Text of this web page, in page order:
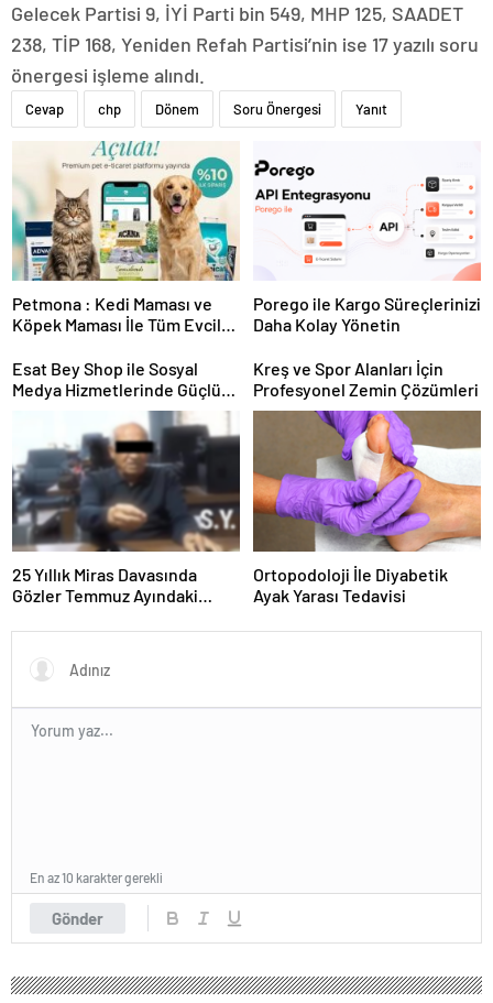
Gelecek Partisi 9, İYİ Parti bin 549, MHP 125, SAADET
238, TİP 168, Yeniden Refah Partisi’nin ise 17 yazılı soru
önergesi işleme alındı.
Cevap chp Dönem Soru Önergesi Yanıt
Petmona : Kedi Maması ve
Köpek Maması İle Tüm Evcil
Porego ile Kargo Süreçlerinizi
Daha Kolay Yönetin
Esat Bey Shop ile Sosyal
Medya Hizmetlerinde Güçlü
Kreş ve Spor Alanları İçin
Profesyonel Zemin Çözümleri
25 Yıllık Miras Davasında
Gözler Temmuz Ayındaki
Ortopodoloji İle Diyabetik
Ayak Yarası Tedavisi
Gönder
En az 10 karakter gerekli